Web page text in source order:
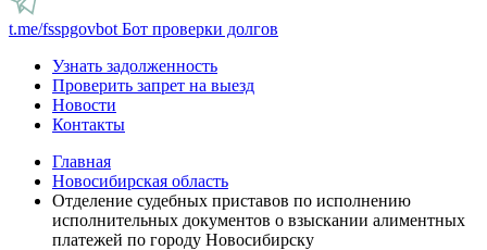
t.me/fsspgovbot Бот проверки долгов
Узнать задолженность
Проверить запрет на выезд
Новости
Контакты
Главная
Новосибирская область
Отделение судебных приставов по исполнению
исполнительных документов о взыскании алиментных
платежей по городу Новосибирску